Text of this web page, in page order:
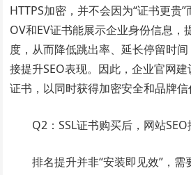
HTTPS加密，并不会因为“证书更贵
OV和EV证书能展示企业身份信息，
度，从而降低跳出率、延长停留时
接提升SEO表现。因此，企业官网
证书，以同时获得加密安全和品牌信
Q2：SSL证书购买后，网站
排名提升并非“安装即见效”，